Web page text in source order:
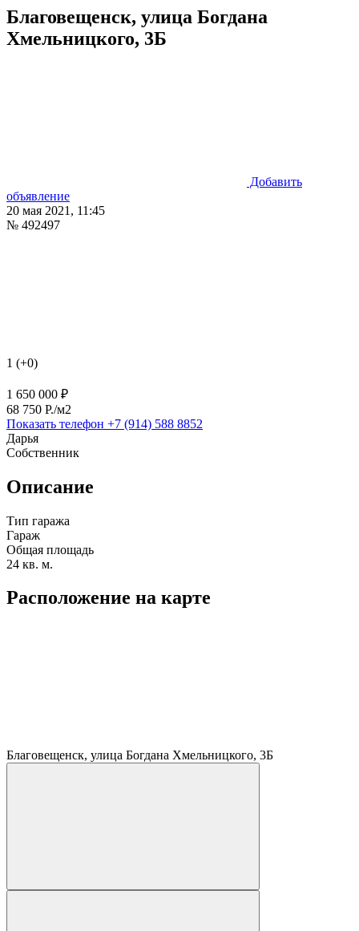
Благовещенск, улица Богдана
Хмельницкого, 3Б
Добавить
объявление
20 мая 2021, 11:45
№ 492497
1 (+0)
1 650 000 ₽
68 750 P./м2
Показать телефон +7 (914) 588 8852
Дарья
Собственник
Описание
Тип гаража
Гараж
Общая площадь
24 кв. м.
Расположение на карте
Благовещенск, улица Богдана Хмельницкого, 3Б